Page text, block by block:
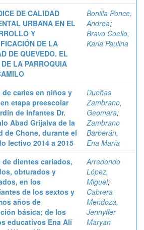
DE CALIDAD
URBANA EN EL
Y
DE LA
DE QUEVEDO. EL
LA PARROQUIA
Bonilla Ponce,
Andrea;
Bravo Coello,
Karla Paulina
de caries en niños y
etapa preescolar
de Infantes Dr.
Abad Grijalva de la
de Chone, durante el
lectivo 2014 a 2015
Dueñas
Zambrano,
Geomara;
Zambrano
Barberán,
Ena María
de dientes cariados,
obturados y
en los
de los sextos y
años de
básica; de los
educativos Ena Alí
Arredondo
López,
Miguel;
Cabrera
Mendoza,
Jennyffer
Maryan